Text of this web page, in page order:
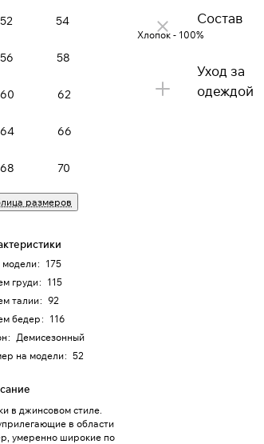
52 54
56 58
60 62
64 66
68 70
размеров
модели: 175
груди: 115
талии: 92
бедер: 116
: Демисезонный
на модели: 52
в джинсовом стиле.
в области
умеренно широкие по
Состав
Хлопок - 100%
Уход за
одеждой